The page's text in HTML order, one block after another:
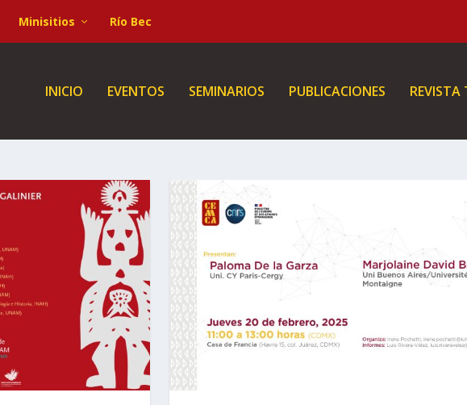
Minisitios Río Bec
INICIO EVENTOS SEMINARIOS PUBLICACIONES REVISTA